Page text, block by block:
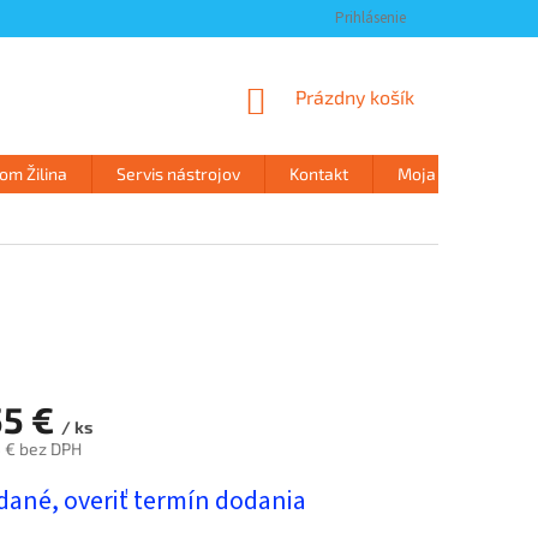
Prihlásenie
NÁKUPNÝ
Prázdny košík
Žilina Servis nástrojov Kontakt Moja objednávka
€ / ks
bez DPH
overiť termín dodania